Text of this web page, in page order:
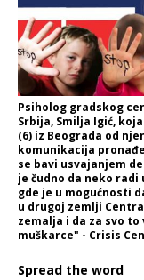
Psiholog gradskog
Srbija, Smilja Igić,
(6) iz Beograda od
komunikacija
se bavi usvajanjem
je čudno da neko
gde je u mogućnosti
u drugoj zemlji Centra
zemalja i da za svo
muškarce" - Crisis
Spread the word